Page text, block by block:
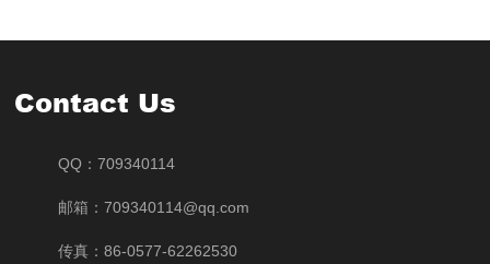
Contact Us
QQ：709340114
邮箱：709340114@qq.com
传真：86-0577-62262530